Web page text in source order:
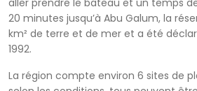
aller prendre le bateau et un temps
20 minutes jusqu’à Abu Galum, la
km² de terre et de mer et a été
1992.
La région compte environ 6 sites de